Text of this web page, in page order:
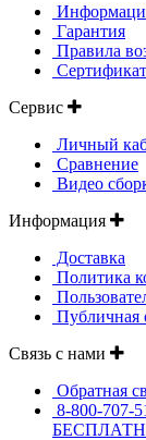
Гарантия
Правила
Сервис
Личный
Сравнение
Видео
Информация
Доставка
Политика
Публичная
Связь с нами
Обратная
8-800-